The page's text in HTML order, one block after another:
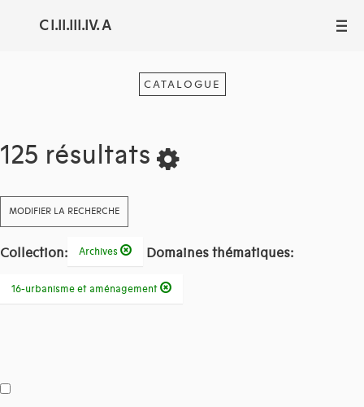
C I.II.III.IV. A III
CATALOGUE
125 résultats
MODIFIER LA RECHERCHE
Collection: Archives Domaines thématiques:
16-urbanisme et aménagement